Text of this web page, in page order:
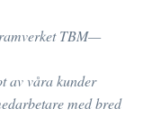
TBM—
av våra kunder
med bred